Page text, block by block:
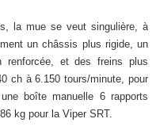
la mue se veut singulière, à
un châssis plus rigide, un
renforcée, et des freins plus
ch à 6.150 tours/minute, pour
boîte manuelle 6 rapports
kg pour la Viper SRT.